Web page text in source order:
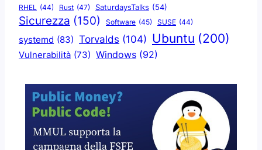
RHEL (44) Rust (47) SaturdaysTalks (54)
Sicurezza (150) Software (45) SUSE (44)
systemd (83) Torvalds (104) Ubuntu (200)
Vulnerabilità (73) Windows (92)